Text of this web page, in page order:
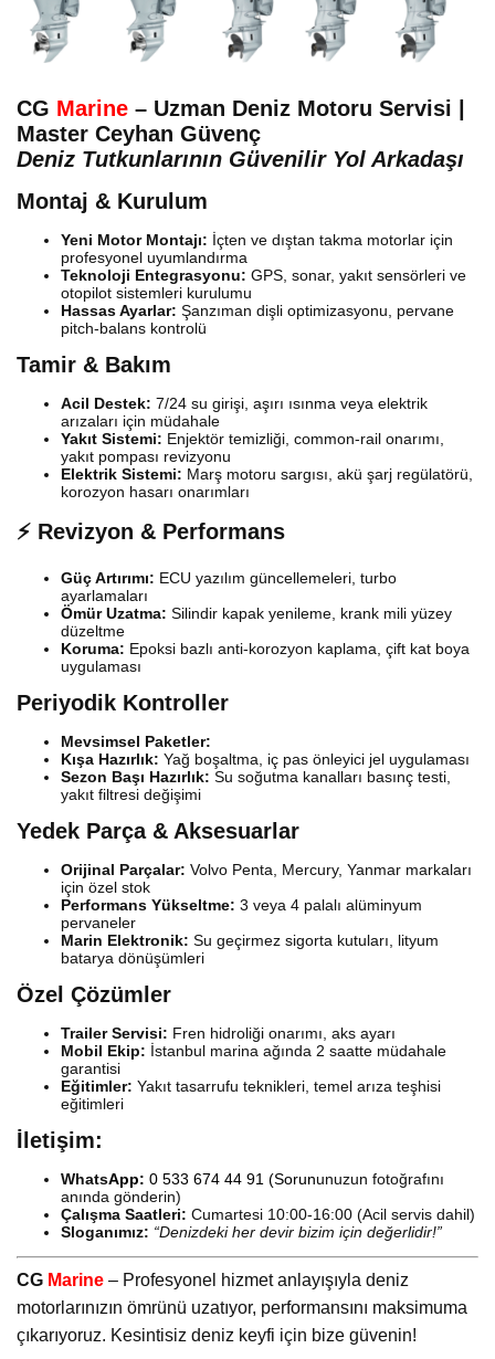
CG Marine – Uzman Deniz Motoru Servisi |
Master Ceyhan Güvenç
Deniz Tutkunlarının Güvenilir Yol Arkadaşı
Montaj & Kurulum
Yeni Motor Montajı: İçten ve dıştan takma motorlar için
profesyonel uyumlandırma
Teknoloji Entegrasyonu: GPS, sonar, yakıt sensörleri ve
otopilot sistemleri kurulumu
Hassas Ayarlar: Şanzıman dişli optimizasyonu, pervane
pitch-balans kontrolü
Tamir & Bakım
Acil Destek: 7/24 su girişi, aşırı ısınma veya elektrik
arızaları için müdahale
Yakıt Sistemi: Enjektör temizliği, common-rail onarımı,
yakıt pompası revizyonu
Elektrik Sistemi: Marş motoru sargısı, akü şarj regülatörü,
korozyon hasarı onarımları
⚡ Revizyon & Performans
Güç Artırımı: ECU yazılım güncellemeleri, turbo
ayarlamaları
Ömür Uzatma: Silindir kapak yenileme, krank mili yüzey
düzeltme
Koruma: Epoksi bazlı anti-korozyon kaplama, çift kat boya
uygulaması
Periyodik Kontroller
Mevsimsel Paketler:
Kışa Hazırlık: Yağ boşaltma, iç pas önleyici jel uygulaması
Sezon Başı Hazırlık: Su soğutma kanalları basınç testi,
yakıt filtresi değişimi
Yedek Parça & Aksesuarlar
Orijinal Parçalar: Volvo Penta, Mercury, Yanmar markaları
için özel stok
Performans Yükseltme: 3 veya 4 palalı alüminyum
pervaneler
Marin Elektronik: Su geçirmez sigorta kutuları, lityum
batarya dönüşümleri
Özel Çözümler
Trailer Servisi: Fren hidroliği onarımı, aks ayarı
Mobil Ekip: İstanbul marina ağında 2 saatte müdahale
garantisi
Eğitimler: Yakıt tasarrufu teknikleri, temel arıza teşhisi
eğitimleri
İletişim:
WhatsApp: 0 533 674 44 91 (Sorununuzun fotoğrafını
anında gönderin)
Çalışma Saatleri: Cumartesi 10:00-16:00 (Acil servis dahil)
Sloganımız: “Denizdeki her devir bizim için değerlidir!”
CG Marine – Profesyonel hizmet anlayışıyla deniz
motorlarınızın ömrünü uzatıyor, performansını maksimuma
çıkarıyoruz. Kesintisiz deniz keyfi için bize güvenin!